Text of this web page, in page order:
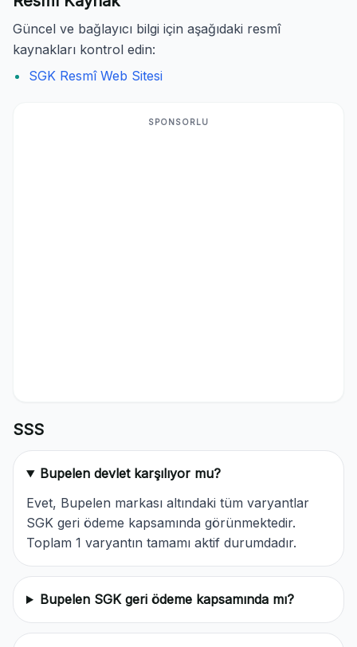
Güncel ve bağlayıcı bilgi için aşağıdaki resmî
kaynakları kontrol edin:
SGK Resmî Web Sitesi
SPONSORLU
SSS
Bupelen devlet karşılıyor mu?
Evet, Bupelen markası altındaki tüm varyantlar
SGK geri ödeme kapsamında görünmektedir.
Toplam 1 varyantın tamamı aktif durumdadır.
Bupelen SGK geri ödeme kapsamında mı?